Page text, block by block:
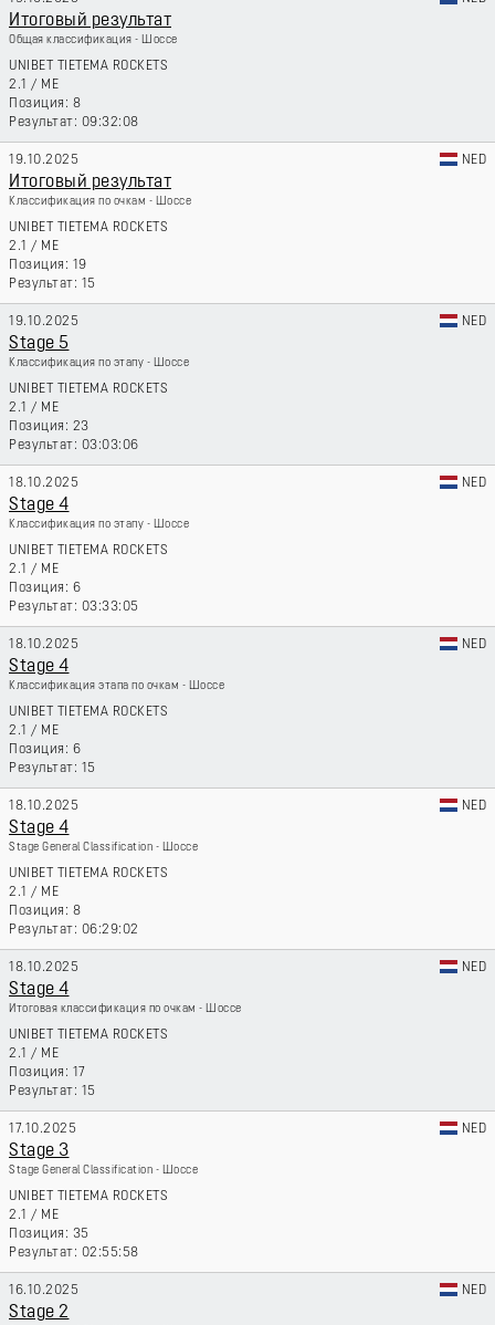
Итоговый результат
Общая классификация - Шоссе
UNIBET TIETEMA ROCKETS
2.1 / ME
8
09:32:08
19.10.2025 NED
Итоговый результат
Классификация по очкам - Шоссе
UNIBET TIETEMA ROCKETS
2.1 / ME
19
15
19.10.2025 NED
Stage 5
Классификация по этапу - Шоссе
UNIBET TIETEMA ROCKETS
2.1 / ME
23
03:03:06
18.10.2025 NED
Stage 4
Классификация по этапу - Шоссе
UNIBET TIETEMA ROCKETS
2.1 / ME
6
03:33:05
18.10.2025 NED
Stage 4
Классификация этапа по очкам - Шоссе
UNIBET TIETEMA ROCKETS
2.1 / ME
6
15
18.10.2025 NED
Stage 4
Stage General Classification - Шоссе
UNIBET TIETEMA ROCKETS
2.1 / ME
8
06:29:02
18.10.2025 NED
Stage 4
Итоговая классификация по очкам - Шоссе
UNIBET TIETEMA ROCKETS
2.1 / ME
17
15
17.10.2025 NED
Stage 3
Stage General Classification - Шоссе
UNIBET TIETEMA ROCKETS
2.1 / ME
35
02:55:58
16.10.2025 NED
Stage 2